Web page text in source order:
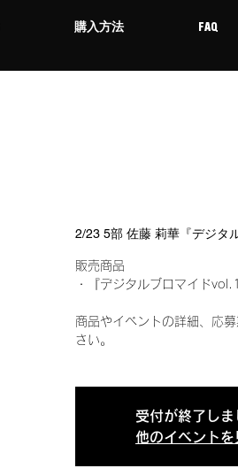
購入方法 FAQ
2/23 5部 佐藤 莉華『デジタ
販売商品
・『デジタルブロマイド
商品やイベントの詳細、応
さい。
受付が終了しま
他のイベントを